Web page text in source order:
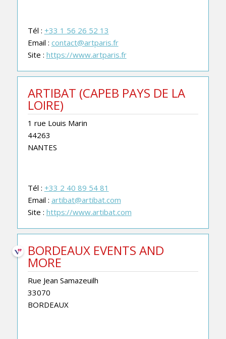
Tél : +33 1 56 26 52 13
Email : contact@artparis.fr
Site : https://www.artparis.fr
ARTIBAT (CAPEB PAYS DE LA
LOIRE)
1 rue Louis Marin
44263
NANTES
Tél : +33 2 40 89 54 81
Email : artibat@artibat.com
Site : https://www.artibat.com
BORDEAUX EVENTS AND
MORE
Rue Jean Samazeuilh
33070
BORDEAUX